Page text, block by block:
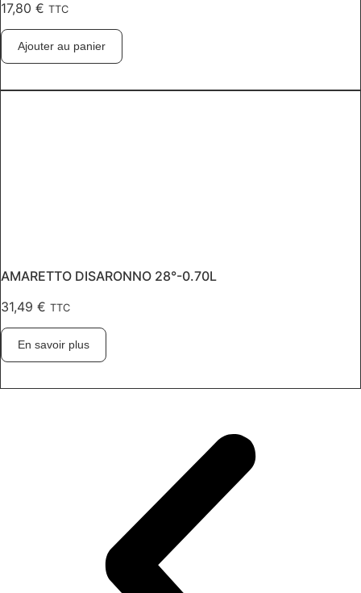
17,80 € TTC
Ajouter au panier
AMARETTO DISARONNO 28°-0.70L
31,49 € TTC
En savoir plus